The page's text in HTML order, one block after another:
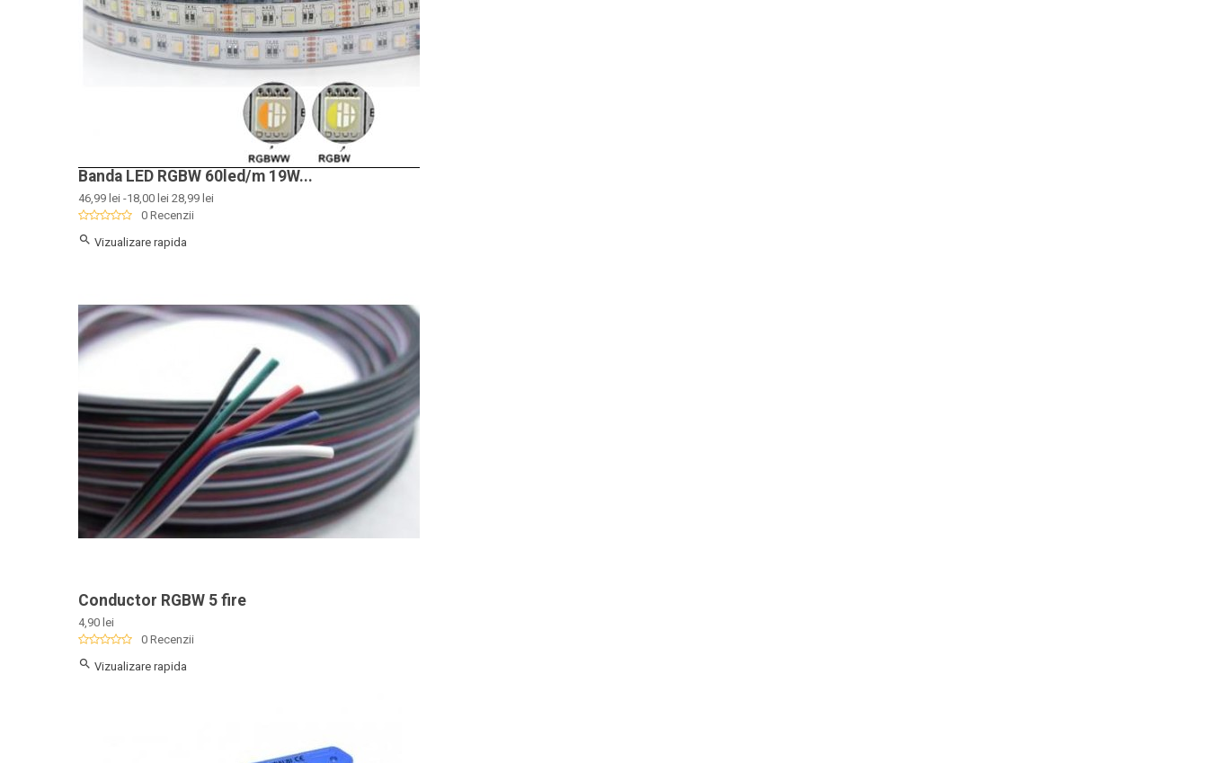
Banda LED RGBW 60led/m 19W...
Pret
de
baza
46,99 lei -18,00 lei Pret
28,99 lei
0 Recenzii
 Vizualizare rapida
Conductor RGBW 5 fire
Pret
4,90 lei
0 Recenzii
 Vizualizare rapida